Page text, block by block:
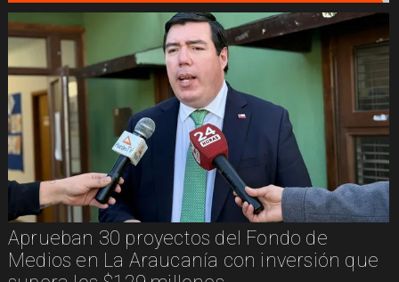
Traveler Tips, la aplicación que nació en
Pucón y busca potenciar el turismo local